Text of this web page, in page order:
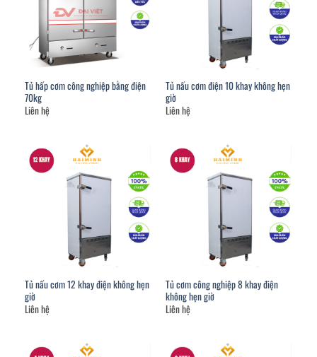
Tủ hấp cơm công nghiệp bằng điện
70kg
Liên hệ
Tủ nấu cơm điện 10 khay không hẹn
giờ
Liên hệ
Tủ nấu cơm 12 khay điện không hẹn
giờ
Liên hệ
Tủ cơm công nghiệp 8 khay điện
không hẹn giờ
Liên hệ